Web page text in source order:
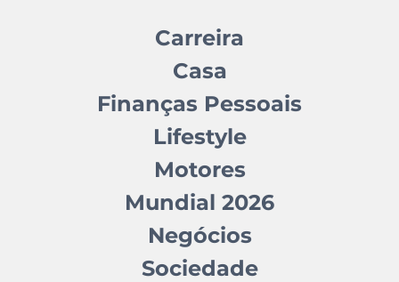
Carreira
Casa
Finanças Pessoais
Lifestyle
Motores
Mundial 2026
Negócios
Sociedade